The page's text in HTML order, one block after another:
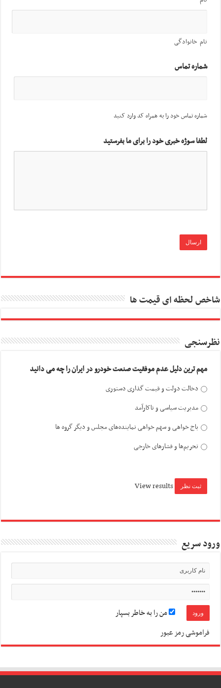
نام خانوادگی
شماره تماس
شماره تماس خود را به همراه کد وارد کنید
لطفا سوژه خبری خود را برای ما بفرستید
شاخص لحظه ای قیمت ها
نظرسنجی
مهم ترین دلیل عدم موفقیت صنعت خودرو در ایران را چه می دانید
دخالت دولت و قیمت گذاری دستوری
مدیریت سیاسی و ناکارآمد
باج خواهی و سهم خواهی نماینده‌های مجلس و دیگر گروه ها
تحریم‌ها و فشارهای خارجی
View results
ورود سریع
من را به خاطر بسپار
فراموشی رمز عبور